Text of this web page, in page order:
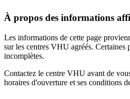
À propos des informations
Les informations de cette page
sur les centres VHU agréés. Certaines
incomplètes.
Contactez le centre VHU avant de
horaires d'ouverture et ses conditions